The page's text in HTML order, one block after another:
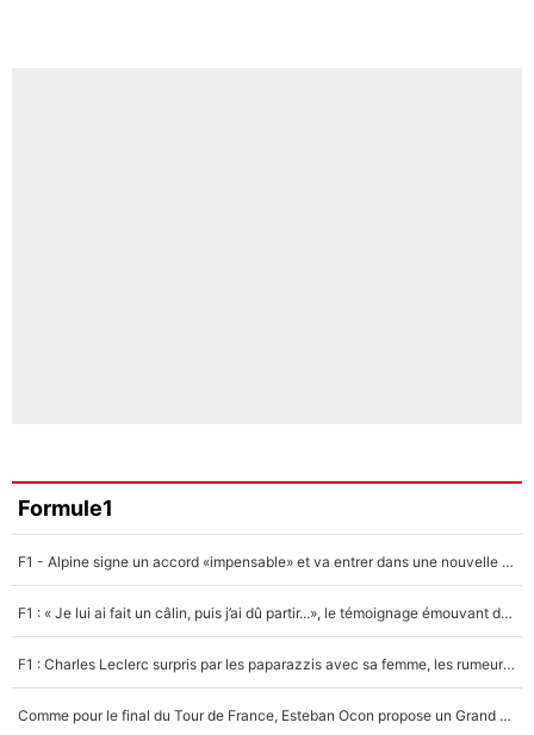
Formule1
F1 - Alpine signe un accord «impensable» et va entrer dans une nouvelle dimension : Grande nouvelle pour Pierre Gasly !
F1 : « Je lui ai fait un câlin, puis j’ai dû partir...», le témoignage émouvant de Max Verstappen sur sa fille
F1 : Charles Leclerc surpris par les paparazzis avec sa femme, les rumeurs étaient vraies !
Comme pour le final du Tour de France, Esteban Ocon propose un Grand Prix de Formule 1 à Paris : «Autour de l’Arc de Triomphe, ce serait génial» !